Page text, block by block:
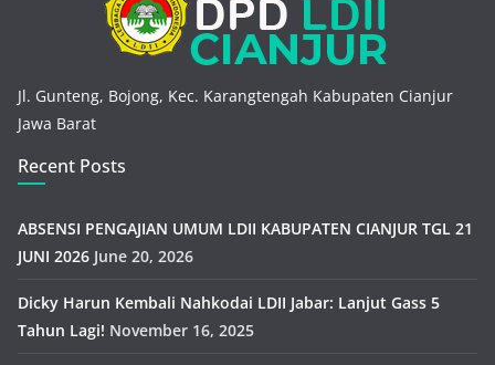
Jl. Gunteng, Bojong, Kec. Karangtengah Kabupaten Cianjur
Jawa Barat
Recent Posts
ABSENSI PENGAJIAN UMUM LDII KABUPATEN CIANJUR TGL 21
JUNI 2026 June 20, 2026
Dicky Harun Kembali Nahkodai LDII Jabar: Lanjut Gass 5
Tahun Lagi! November 16, 2025